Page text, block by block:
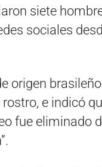
siete
sociales
origen
e indicó
fue eliminado